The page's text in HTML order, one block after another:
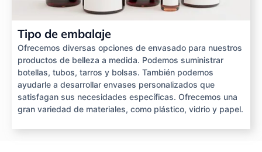
Tipo de embalaje
Ofrecemos diversas opciones de envasado para nuestros
productos de belleza a medida. Podemos suministrar
botellas, tubos, tarros y bolsas. También podemos
ayudarle a desarrollar envases personalizados que
satisfagan sus necesidades específicas. Ofrecemos una
gran variedad de materiales, como plástico, vidrio y papel.